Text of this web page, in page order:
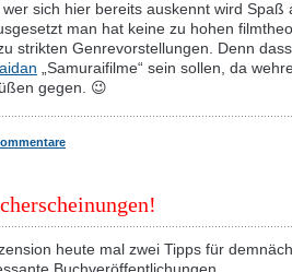
wer sich hier bereits auskennt wird Spaß
man hat keine zu hohen
strikten Genrevorstellungen. Denn dass
„Samuraifilme“ sein sollen, da
gegen. 😉
heute mal zwei Tipps für